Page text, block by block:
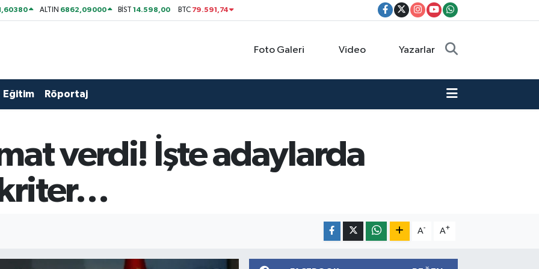
ALTIN 6862,09000 BİST14.598,00 BTC 79.591,74
Foto Galeri Video Yazarlar
Eğitim Röportaj
verdi! İşte adaylarda
kriter…
A- A+